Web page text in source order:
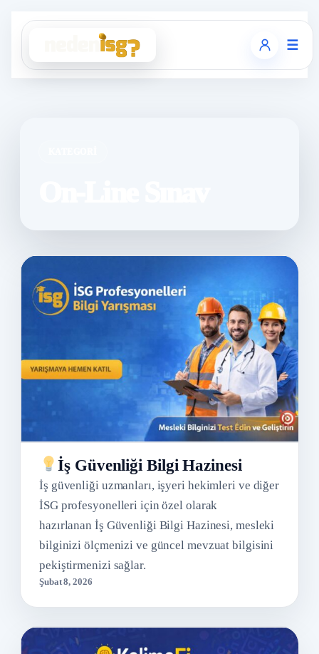
☰
İş Güvenliği Bilgi Hazinesi
İş güvenliği uzmanları, işyeri hekimleri ve diğer
İSG profesyonelleri için özel olarak
hazırlanan İş Güvenliği Bilgi Hazinesi, mesleki
bilginizi ölçmenizi ve güncel mevzuat bilgisini
pekiştirmenizi sağlar.
Şubat 8, 2026